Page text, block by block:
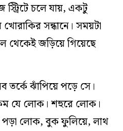
স্ট্রিটে চলে যায়, একটু
সন্ধানে। সময়টা
থেকেই জড়িয়ে গিয়েছে
তর্কে ঝাঁপিয়ে পড়ে সে।
লোক। শহুরে লোক।
পড়া লোক, বুক ফুলিয়ে, লাথ